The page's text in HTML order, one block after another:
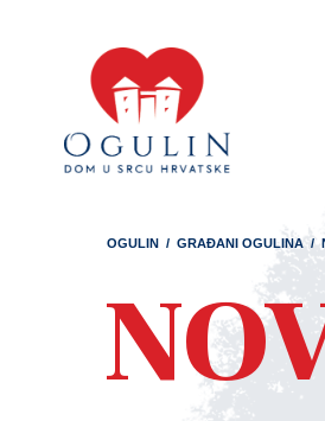
OGULIN / GRAĐANI OGULINA /